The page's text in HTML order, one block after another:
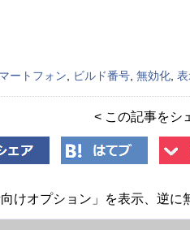
ートフォン ビルド番号 無効化
< この記事をシ
けオプション」を表示、逆に